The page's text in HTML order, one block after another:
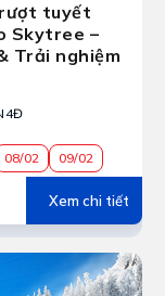
tuyết
Skytree –
Trải nghiệm
08/02
09/02
Xem chi tiết